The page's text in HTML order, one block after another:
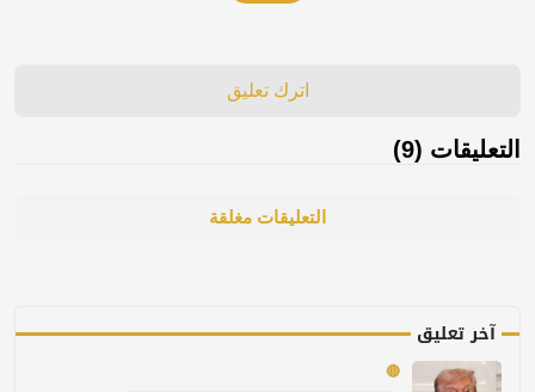
اترك تعليق
التعليقات (9)
التعليقات مغلقة
آخر تعليق
🔴